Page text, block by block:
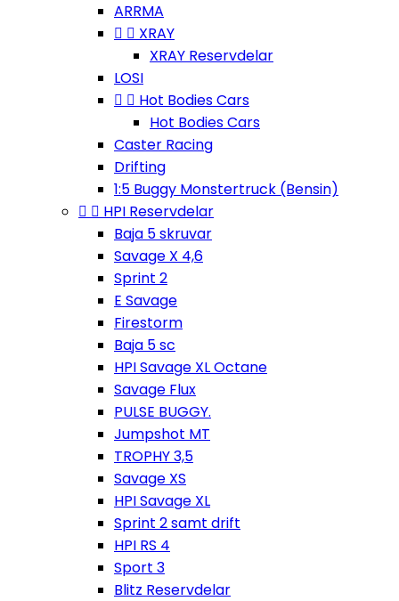
ARRMA
  XRAY
XRAY Reservdelar
LOSI
  Hot Bodies Cars
Hot Bodies Cars
Caster Racing
Drifting
1:5 Buggy Monstertruck (Bensin)
  HPI Reservdelar
Baja 5 skruvar
Savage X 4,6
Sprint 2
E Savage
Firestorm
Baja 5 sc
HPI Savage XL Octane
Savage Flux
PULSE BUGGY.
Jumpshot MT
TROPHY 3,5
Savage XS
HPI Savage XL
Sprint 2 samt drift
HPI RS 4
Sport 3
Blitz Reservdelar